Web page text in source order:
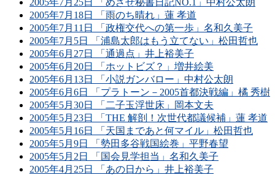
2005年7月18日 「雨のち晴れ」蓮 孝道
2005年7月11日 「政権交代への第一歩」名和久美子
2005年7月5日 「浦島太郎はもう立てない」松田哲也
2005年6月27日 「通過点」井上裕美子
2005年6月20日 「ホットビズ？」増井絵美
2005年6月13日 「小説ガンバロー」中村公太朗
2005年6月6日 「プラトーン－2005首都決戦編」橘 秀樹
2005年5月30日 「二子玉浮世床」岡本文夫
2005年5月23日 「THE 解剖！次世代都議候補」蓮 孝道
2005年5月16日 「天国まであと何マイル」松田哲也
2005年5月9日 「勢田多谷戦国絵巻」平野春望
2005年5月2日 「国会見学担当」名和久美子
2005年4月25日 「あの日から」井上裕美子